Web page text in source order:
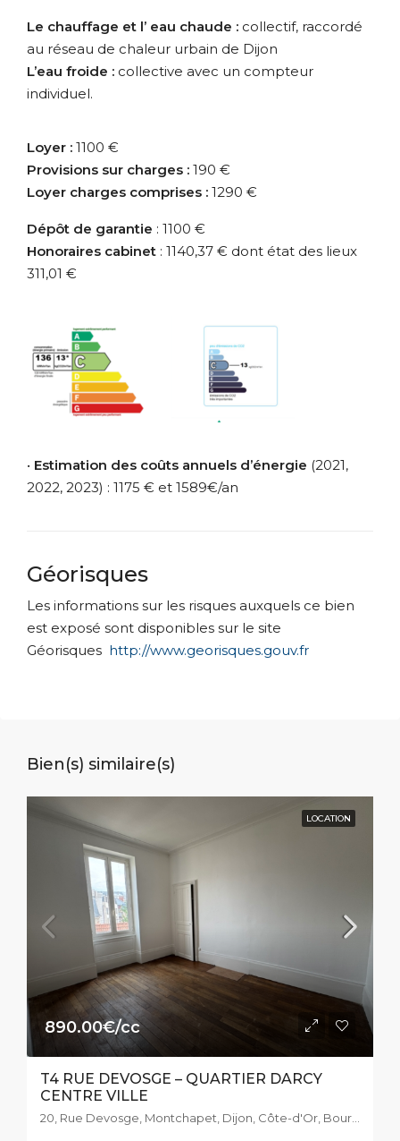
Le chauffage et l’ eau chaude : collectif, raccordé
au réseau de chaleur urbain de Dijon
L’eau froide : collective avec un compteur
individuel.
Loyer : 1100 €
Provisions sur charges : 190 €
Loyer charges comprises : 1290 €
Dépôt de garantie : 1100 €
Honoraires cabinet : 1140,37 € dont état des lieux
311,01 €
• Estimation des coûts annuels d’énergie (2021,
2022, 2023) : 1175 € et 1589€/an
Géorisques
Les informations sur les risques auxquels ce bien
est exposé sont disponibles sur le site
Géorisques http://www.georisques.gouv.fr
Bien(s) similaire(s)
LOCATION
890.00€/cc
T4 RUE DEVOSGE – QUARTIER DARCY
CENTRE VILLE